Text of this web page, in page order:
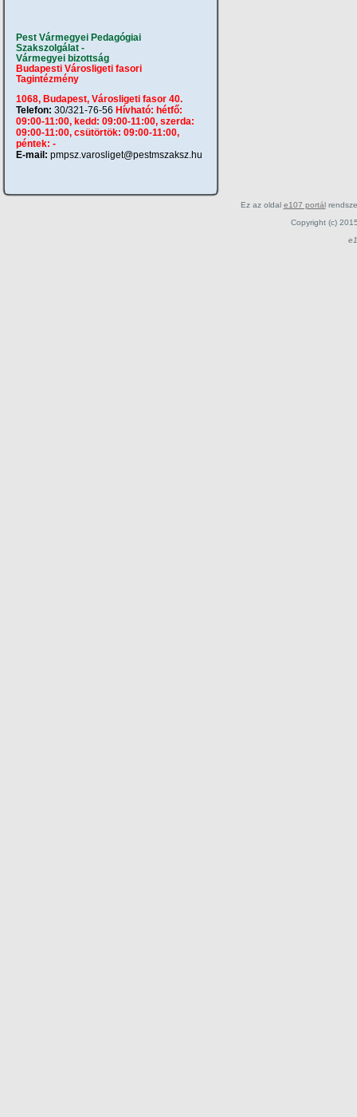
Pest Vármegyei Pedagógiai
Szakszolgálat -
Vármegyei bizottság
Budapesti Városligeti fasori
Tagintézmény
1068, Budapest, Városligeti fasor 40.
Telefon: 30/321-76-56 Hívható: hétfő:
09:00-11:00, kedd: 09:00-11:00, szerda:
09:00-11:00, csütörtök: 09:00-11:00,
péntek: -
E-mail: pmpsz.varosliget@pestmszaksz.hu
Ez az oldal e107 portál
Copyright (c)